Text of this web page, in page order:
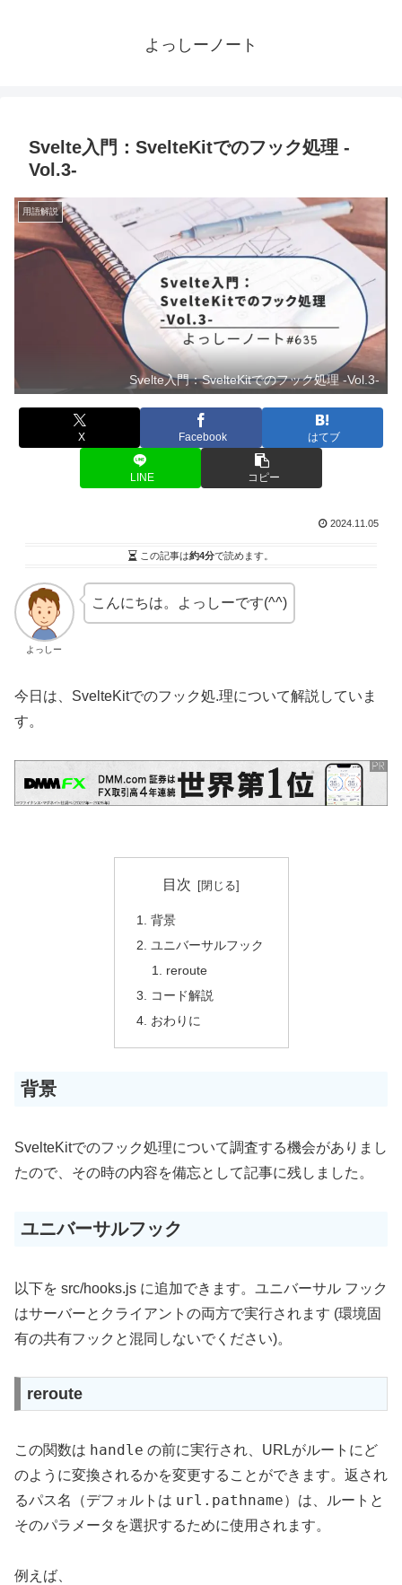
よっしーノート
Svelte入門：SvelteKitでのフック処理 -
Vol.3-
用語解説
Svelte入門：SvelteKitでのフック処理 -Vol.3-
X Facebook はてブ
LINE コピー
2024.11.05
この記事は約4分で読めます。
よっしー
こんにちは。よっしーです(^^)
今日は、SvelteKitでのフック処.理について解説していま
す。
目次
背景
ユニバーサルフック
reroute
コード解説
おわりに
背景
SvelteKitでのフック処理について調査する機会がありまし
たので、その時の内容を備忘として記事に残しました。
ユニバーサルフック
以下を src/hooks.js に追加できます。ユニバーサル フック
はサーバーとクライアントの両方で実行されます (環境固
有の共有フックと混同しないでください)。
reroute
この関数は handle の前に実行され、URLがルートにど
のように変換されるかを変更することができます。返され
るパス名（デフォルトは url.pathname）は、ルートと
そのパラメータを選択するために使用されます。
例えば、